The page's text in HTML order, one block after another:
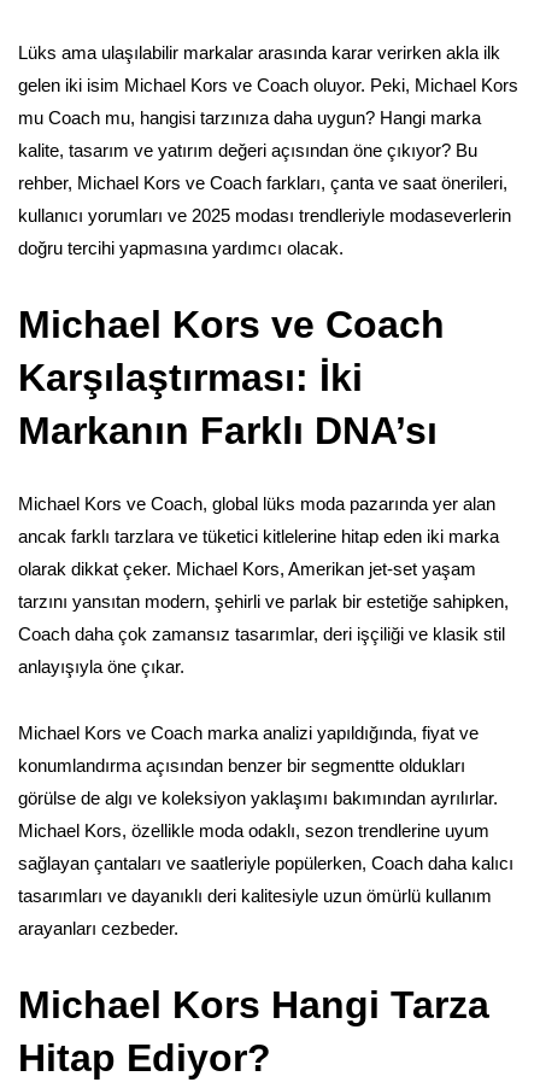
Lüks ama ulaşılabilir markalar arasında karar verirken akla ilk
gelen iki isim Michael Kors ve Coach oluyor. Peki, Michael Kors
mu Coach mu, hangisi tarzınıza daha uygun? Hangi marka
kalite, tasarım ve yatırım değeri açısından öne çıkıyor? Bu
rehber, Michael Kors ve Coach farkları, çanta ve saat önerileri,
kullanıcı yorumları ve 2025 modası trendleriyle modaseverlerin
doğru tercihi yapmasına yardımcı olacak.
Michael Kors ve Coach
Karşılaştırması: İki
Markanın Farklı DNA’sı
Michael Kors ve Coach, global lüks moda pazarında yer alan
ancak farklı tarzlara ve tüketici kitlelerine hitap eden iki marka
olarak dikkat çeker. Michael Kors, Amerikan jet-set yaşam
tarzını yansıtan modern, şehirli ve parlak bir estetiğe sahipken,
Coach daha çok zamansız tasarımlar, deri işçiliği ve klasik stil
anlayışıyla öne çıkar.
Michael Kors ve Coach marka analizi yapıldığında, fiyat ve
konumlandırma açısından benzer bir segmentte oldukları
görülse de algı ve koleksiyon yaklaşımı bakımından ayrılırlar.
Michael Kors, özellikle moda odaklı, sezon trendlerine uyum
sağlayan çantaları ve saatleriyle popülerken, Coach daha kalıcı
tasarımları ve dayanıklı deri kalitesiyle uzun ömürlü kullanım
arayanları cezbeder.
Michael Kors Hangi Tarza
Hitap Ediyor?